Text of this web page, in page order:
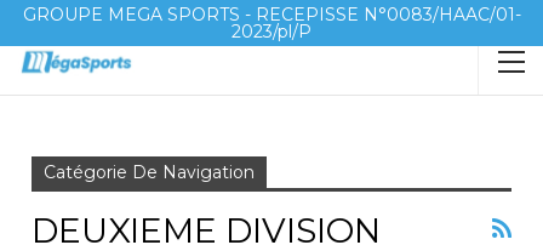
GROUPE MEGA SPORTS - RECEPISSE N°0083/HAAC/01-
2023/pl/P
Catégorie De Navigation
DEUXIEME DIVISION